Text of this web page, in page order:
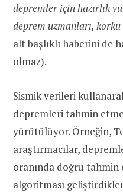
depremler için hazırlık
deprem uzmanları,
alt başlıklı haberini de
olmaz).
Sismik verileri
depremleri tahmin
yürütülüyor. Örneğin,
araştırmacılar,
oranında doğru tahmin
algoritması